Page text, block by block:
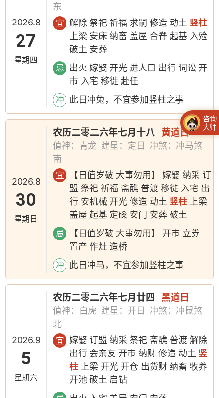
2026.8
27
星期四
东
宜 解除 祭祀 祈福 求嗣 修造 动土 竖柱
上梁 安床 纳畜 盖屋 合脊 起基 入殓
破土 安葬
忌
出火 嫁娶 开光 进人口 出行 词讼 开
市 入宅 移徙 赴任
冲 此日冲兔，不宜参加竖柱之事
2026.8
30
星期日
农历二零二六年七月十八 黄道日
值神：青龙 建星：定日
冲煞：冲马煞
南
宜
【日值岁破 大事勿用】 嫁娶 纳采 订
盟 祭祀 祈福 斋醮 普渡 移徙 入宅 出
行 安机械 开光 修造 动土 竖柱 上梁
盖屋 起基 定磉 安门 安葬 破土
忌
【日值岁破 大事勿用】 开市 立券
置产 作灶 造桥
冲 此日冲马，不宜参加竖柱之事
2026.9
5
星期六
农历二零二六年七月廿四 黑道日
值神：白虎 建星：开日
冲煞：冲鼠煞
北
宜
嫁娶 订盟 纳采 祭祀 斋醮 普渡 解除
出行 会亲友 开市 纳财 修造 动土 竖
柱 上梁 开光 开仓 出货财 纳畜 牧养
开池 破土 启钻
咨询
大师